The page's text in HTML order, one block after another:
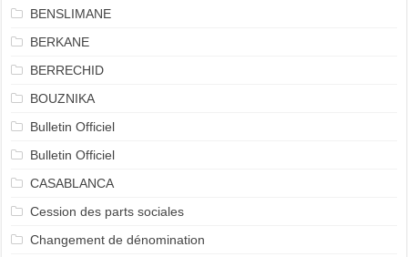
BENSLIMANE
BERKANE
BERRECHID
BOUZNIKA
Bulletin Officiel
Bulletin Officiel
CASABLANCA
Cession des parts sociales
Changement de dénomination